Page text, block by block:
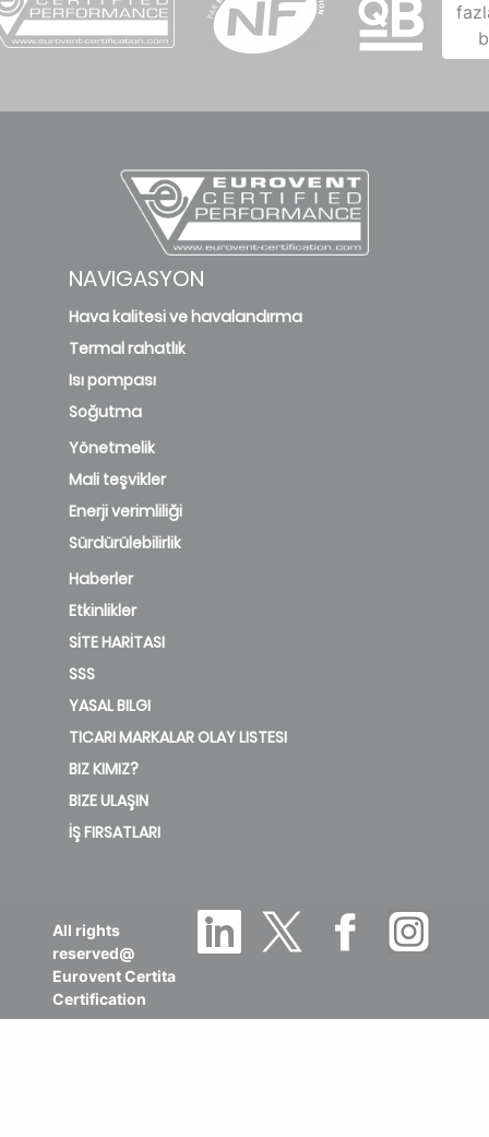
NAVIGASYON
Hava kalitesi ve havalandırma
Termal rahatlık
Isı pompası
Soğutma
Yönetmelik
Mali teşvikler
Enerji verimliliği
Sürdürülebilirlik
Haberler
Etkinlikler
SİTE HARİTASI
SSS
YASAL BILGI
TICARI MARKALAR OLAY LISTESI
BIZ KIMIZ?
BIZE ULAŞIN
İŞ FIRSATLARI
All rights
reserved@
Eurovent Certita
Certification